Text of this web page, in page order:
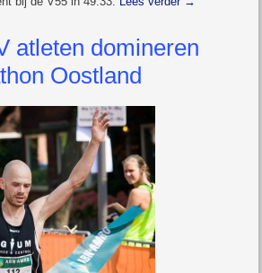
atleten domineren
Oostland